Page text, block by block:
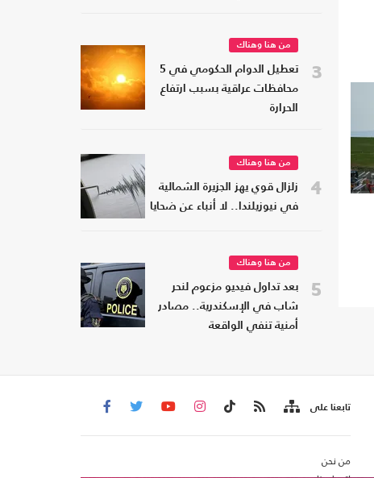
3
من هنا وهناك
تعطيل الدوام الحكومي في 5
محافظات عراقية بسبب ارتفاع
الحرارة
4
من هنا وهناك
زلزال قوي يهز الجزيرة الشمالية
في نيوزيلندا.. لا أنباء عن ضحايا
5
من هنا وهناك
بعد تداول فيديو مزعوم لنحر
شاب في الإسكندرية.. مصادر
أمنية تنفي الواقعة
تابعنا على
من نحن